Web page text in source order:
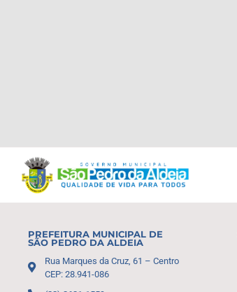
PREFEITURA MUNICIPAL DE
SÃO PEDRO DA ALDEIA
Rua Marques da Cruz, 61 – Centro
CEP: 28.941-086